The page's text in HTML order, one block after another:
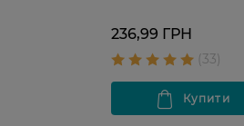
236,99 ГРН